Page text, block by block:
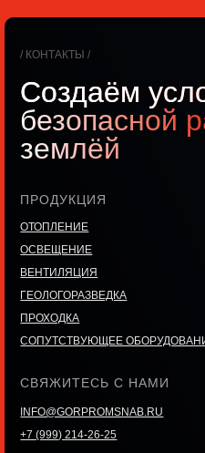
Создаём
безопасной
землёй
ПРОДУКЦИЯ
ОСВЕЩЕНИЕ
INFO@GORPROMSNAB.RU
ОТОПЛЕНИЕ
+7 (999) 214-26-25
ВЕНТИЛЯЦИЯ
СОПУТСТВУЮЩЕЕ
ГЕОЛОГОРАЗВЕДКА
ПРОХОДКА
СВЯЖИТЕСЬ С НАМИ
/ КОНТАКТЫ /